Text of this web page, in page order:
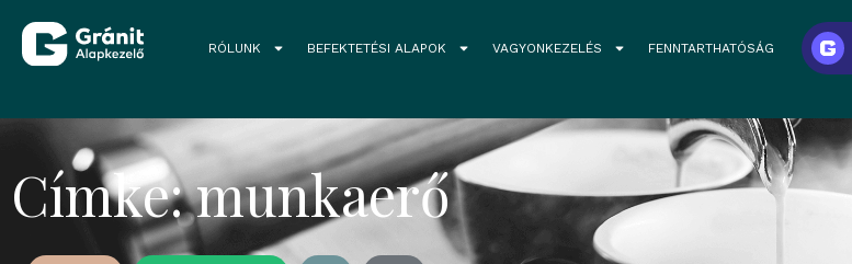
RÓLUNK BEFEKTETÉSI ALAPOK VAGYONKEZELÉS FENNTARTHATÓSÁG
Címke: munkaerő